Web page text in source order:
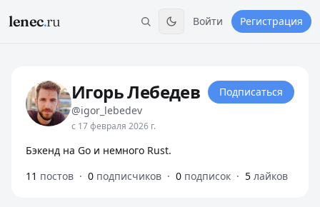
lenec.ru Войти Регистрация
Игорь Лебедев
@igor_lebedev
с 17 февраля 2026 г.
Подписаться
Бэкенд на Go и немного Rust.
11 постов · 0 подписчиков · 0 подписок · 5 лайков